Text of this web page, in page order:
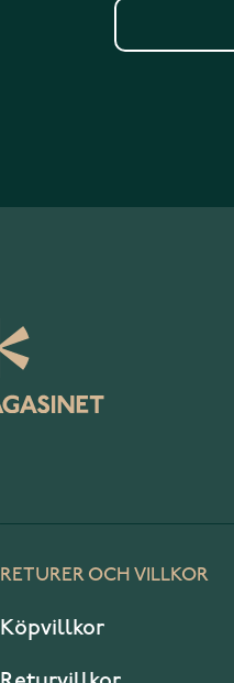
RETURER OCH VILLKOR
Köpvillkor